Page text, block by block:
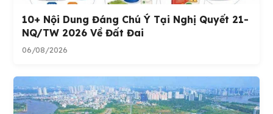
10+ Nội Dung Đáng Chú Ý Tại Nghị Quyết 21-
NQ/TW 2026 Về Đất Đai
06/08/2026